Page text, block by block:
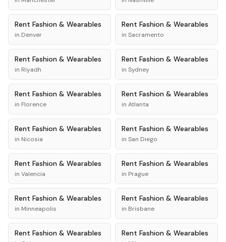
Rent Fashion & Wearables
in Denver
Rent Fashion & Wearables
in Sacramento
Rent Fashion & Wearables
in Riyadh
Rent Fashion & Wearables
in Sydney
Rent Fashion & Wearables
in Florence
Rent Fashion & Wearables
in Atlanta
Rent Fashion & Wearables
in Nicosia
Rent Fashion & Wearables
in San Diego
Rent Fashion & Wearables
in Valencia
Rent Fashion & Wearables
in Prague
Rent Fashion & Wearables
in Minneapolis
Rent Fashion & Wearables
in Brisbane
Rent Fashion & Wearables Rent Fashion & Wearables